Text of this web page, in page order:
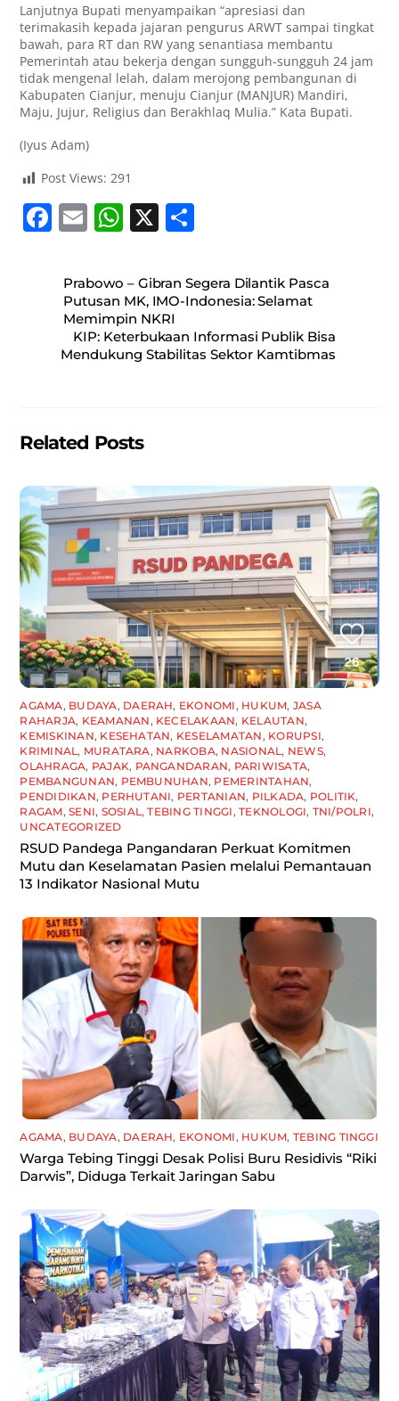
Lanjutnya Bupati menyampaikan “apresiasi dan
terimakasih kepada jajaran pengurus ARWT sampai tingkat
bawah, para RT dan RW yang senantiasa membantu
Pemerintah atau bekerja dengan sungguh-sungguh 24 jam
tidak mengenal lelah, dalam merojong pembangunan di
Kabupaten Cianjur, menuju Cianjur (MANJUR) Mandiri,
Maju, Jujur, Religius dan Berakhlaq Mulia.” Kata Bupati.
(Iyus Adam)
Post Views: 291
F
a
c
e
b
o
E
m
ai
l
W
h
at
s
A
p
X
ar
e
Prabowo – Gibran Segera Dilantik Pasca
Putusan MK, IMO-Indonesia: Selamat
Memimpin NKRI
KIP: Keterbukaan Informasi Publik Bisa
Mendukung Stabilitas Sektor Kamtibmas
Related Posts
AGAMA, BUDAYA, DAERAH, EKONOMI , HUKUM, JASA
RAHARJA, KEAMANAN , KECELAKAAN, KELAUTAN,
KEMISKINAN, KESEHATAN, KESELAMATAN , KORUPSI,
KRIMINAL , MURATARA, NARKOBA, NASIONAL , NEWS,
OLAHRAGA, PAJAK, PANGANDARAN, PARIWISATA,
PEMBANGUNAN, PEMBUNUHAN, PEMERINTAHAN,
PENDIDIKAN, PERHUTANI, PERTANIAN, PILKADA, POLITIK,
RAGAM,SENI, SOSIAL ,TEBING TINGGI ,TEKNOLOGI, TNI/POLRI,
UNCATEGORIZED
RSUD Pandega Pangandaran Perkuat Komitmen
Mutu dan Keselamatan Pasien melalui Pemantauan
13 Indikator Nasional Mutu
AGAMA, BUDAYA, DAERAH, EKONOMI, HUKUM, TEBING TINGGI
Warga Tebing Tinggi Desak Polisi Buru Residivis “Riki
Darwis”, Diduga Terkait Jaringan Sabu